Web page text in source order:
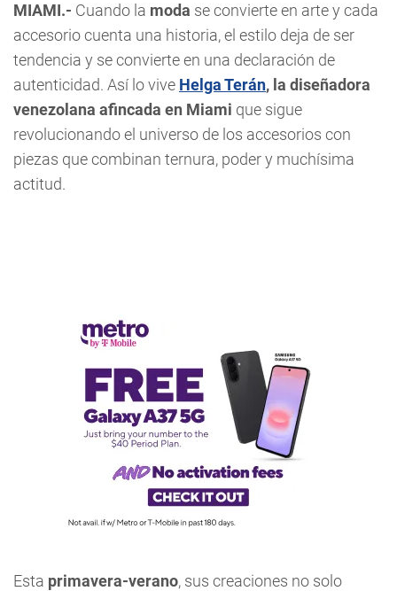
MIAMI.- Cuando la moda se convierte en arte y cada
accesorio cuenta una historia, el estilo deja de ser
tendencia y se convierte en una declaración de
autenticidad. Así lo vive Helga Terán, la diseñadora
venezolana afincada en Miami que sigue
revolucionando el universo de los accesorios con
piezas que combinan ternura, poder y muchísima
actitud.
Esta primavera-verano, sus creaciones no solo